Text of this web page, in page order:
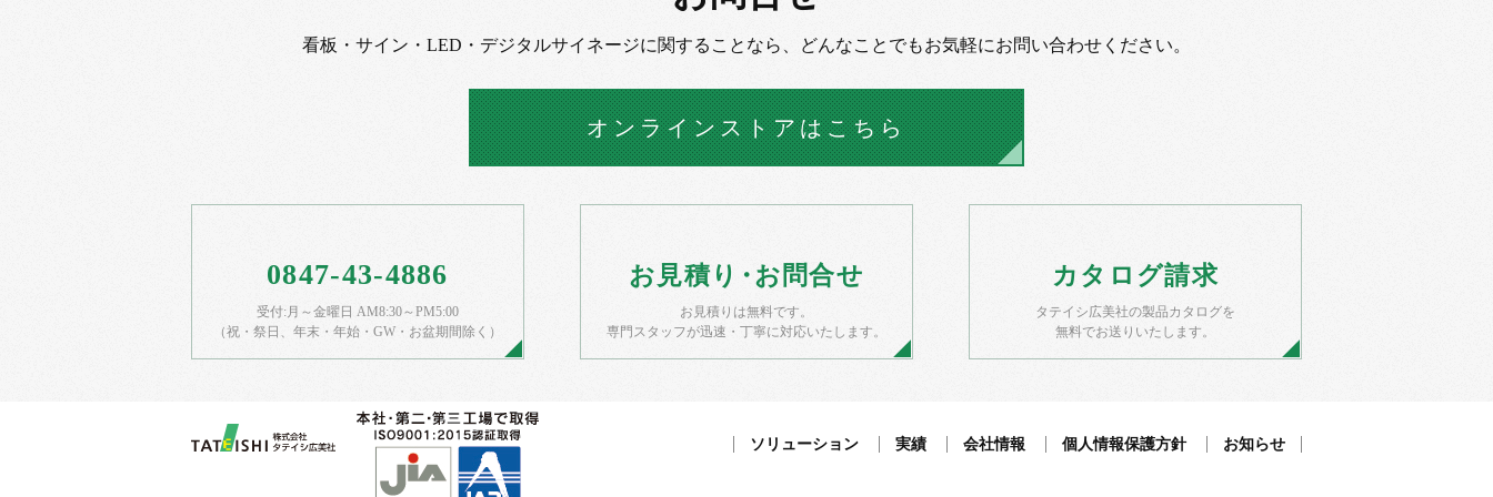
看板・サイン・LED・デジタルサイネージに関することなら、 どんなことでもお気軽にお問い合わせください。
オンラインストアはこちら
0847-43-4886
受付:月～金曜日 AM8:30～PM5:00
（祝・祭日、年末・年始・GW・お盆期間除く）
お 見積り・ お 問合せ
お見積りは無料です。
専門スタッフが迅速・丁寧に対応いたします。
カタログ請求
タテイシ広美社の製品カタログを
無料でお送りいたします。
ソリューション 実績 会社情報 個人情報保護方針 お知らせ